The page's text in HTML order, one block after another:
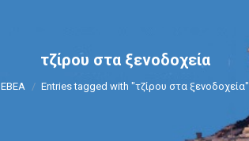
τζίρου στα ξενοδοχεία
You are here:
ΕΒΕΑ Entries tagged with "τζίρου στα ξενοδοχεία"